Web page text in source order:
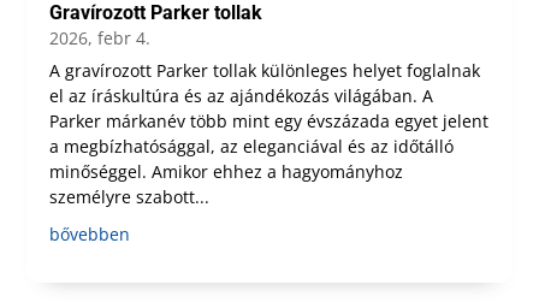
Gravírozott Parker tollak
2026, febr 4.
A gravírozott Parker tollak különleges helyet foglalnak
el az íráskultúra és az ajándékozás világában. A
Parker márkanév több mint egy évszázada egyet jelent
a megbízhatósággal, az eleganciával és az időtálló
minőséggel. Amikor ehhez a hagyományhoz
személyre szabott...
bővebben